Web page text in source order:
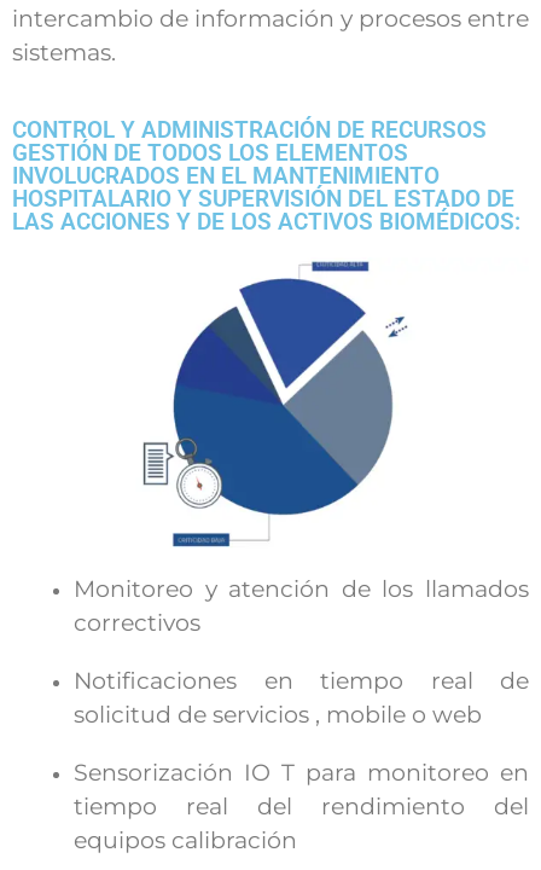
intercambio de información y procesos entre
sistemas.
CONTROL Y ADMINISTRACIÓN DE RECURSOS
GESTIÓN DE TODOS LOS ELEMENTOS
INVOLUCRADOS EN EL MANTENIMIENTO
HOSPITALARIO Y SUPERVISIÓN DEL ESTADO DE
LAS ACCIONES Y DE LOS ACTIVOS BIOMÉDICOS:
Monitoreo y atención de los llamados
correctivos
Notificaciones
en tiempo real de
solicitud de servicios , mobile o web
Sensorización IO T para monitoreo en
tiempo real del rendimiento del
equipos calibración